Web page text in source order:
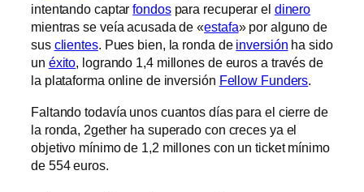
intentando captarfondospara recuperar el dinero
mientras se veía acusada de «estafa» por alguno de
sus clientes. Pues bien, la ronda de inversión ha sido
un éxito, logrando 1,4 millones de euros a través de
la plataforma online de inversión Fellow Funders.
Faltando todavía unos cuantos días para el cierre de
la ronda, 2gether ha superado con creces ya el
objetivo mínimo de 1,2 millones con un ticket mínimo
de 554 euros.